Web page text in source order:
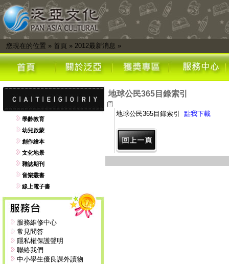
您現在的位置 » 首頁 » 2012最新消息 »
學齡教育
幼兒啟蒙
創作繪本
文化地景
雜誌期刊
音樂叢書
線上電子書
服務維修中心
常見問答
隱私權保護聲明
聯絡我們
中小學生優良課外讀物
地球公民365目錄索引
地球公民365目錄索引 點我下載